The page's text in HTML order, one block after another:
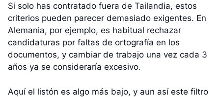
Si solo has contratado fuera de Tailandia, estos
criterios pueden parecer demasiado exigentes. En
Alemania, por ejemplo, es habitual rechazar
candidaturas por faltas de ortografía en los
documentos, y cambiar de trabajo una vez cada 3
años ya se consideraría excesivo.
Aquí el listón es algo más bajo, y aun así este filtro